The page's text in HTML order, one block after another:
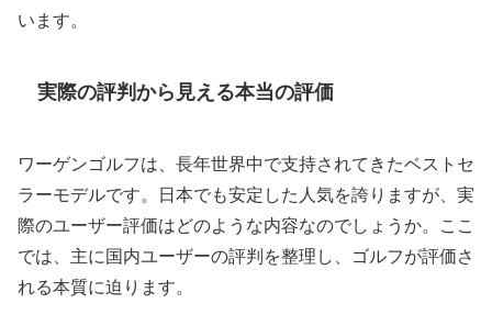
います。
実際の評判から見える本当の評価
ワーゲンゴルフは、長年世界中で支持されてきたベストセ
ラーモデルです。日本でも安定した人気を誇りますが、実
際のユーザー評価はどのような内容なのでしょうか。ここ
では、主に国内ユーザーの評判を整理し、ゴルフが評価さ
れる本質に迫ります。